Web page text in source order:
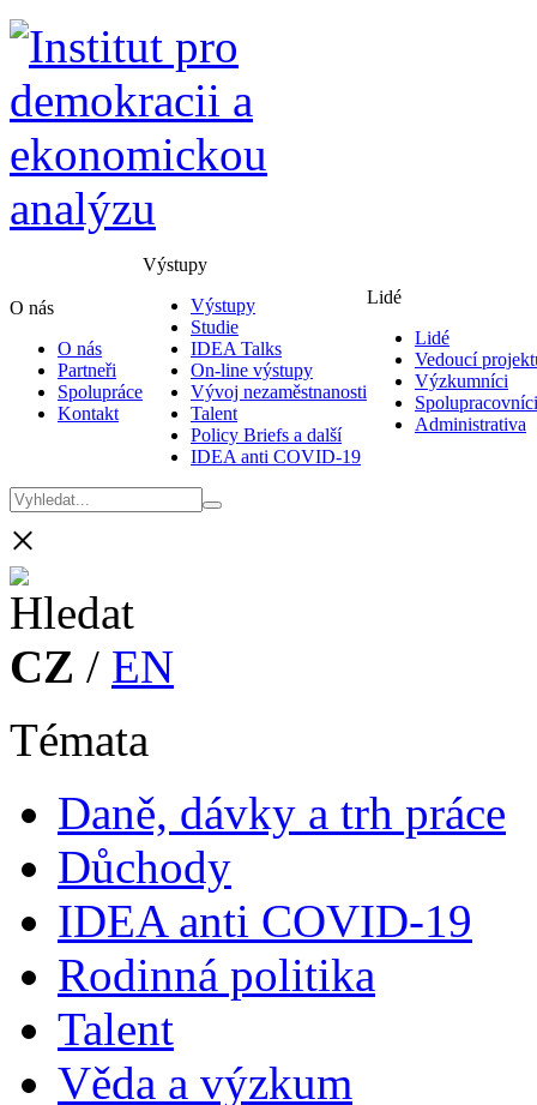
O nás
O nás
Partneři
Spolupráce
Kontakt
Výstupy
Výstupy
Studie
IDEA Talks
On-line výstupy
Vývoj nezaměstnanosti
Talent
Policy Briefs a další
IDEA anti COVID-19
Lidé
Lidé
Vedoucí
Výzkumníci
Spolupracovníci
Administrativa
×
CZ / EN
Témata
Daně, dávky a trh práce
Důchody
IDEA anti COVID-19
Rodinná politika
Talent
Věda a výzkum